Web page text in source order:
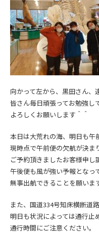
向かって左から、黒田さん
皆さん毎日頑張ってお勉強し
よろしくお願いします＾＾
本日は大荒れの海、明日も午
現時点で午前便の欠航が決ま
ご予約頂きましたお客様申し
午後便も風が強い予報となっ
無事出航できることを願います
また、国道334号知床横断道
明日も状況によっては通行止
通行時間にご注意ください。